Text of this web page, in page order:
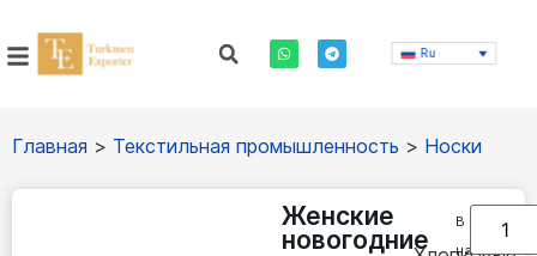
Ru
Главная > Текстильная промышленность > Носки
Женские
новогодние
В
наличии